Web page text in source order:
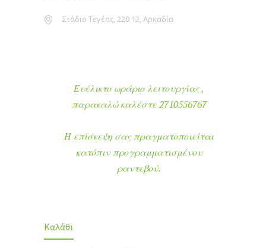
Στάδιο Τεγέας, 220 12, Αρκαδία
Ευέλικτο ωράριο λειτουργίας ,
παρακαλώ καλέστε 2710556767
Η επίσκεψη σας πραγματοποιείται
κατόπιν προγραμματισμένου
ραντεβού.
Καλάθι